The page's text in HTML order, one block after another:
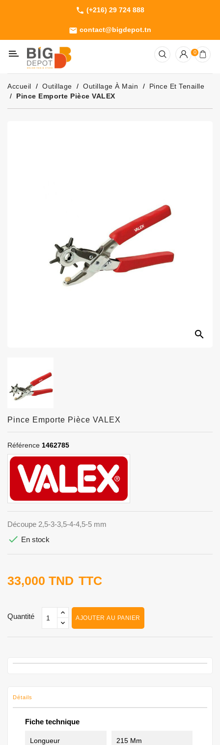
phone (+216) 29 724 888
email contact@bigdepot.tn
Machines
Outillage
Jardinage
Consommables
0
Accueil Outillage Outillage À Main
Pince Et Tenaille
Pince Emporte Pièce VALEX
search
Pince Emporte Pièce VALEX
Référence 1462785
Découpe 2,5-3-3,5-4-4,5-5 mm
 En stock
33,000 TND TTC
Quantité AJOUTER AU PANIER
Détails
Fiche technique
Longueur 215 Mm